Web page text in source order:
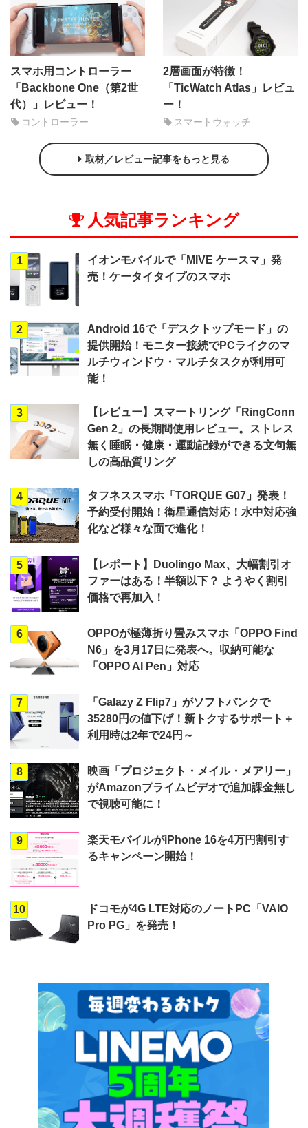
スマホ用コントローラー
「Backbone One（第2世
代）」レビュー！
コントローラー
2層画面が特徴！
「TicWatch Atlas」レビュ
ー！
スマートウォッチ
取材／レビュー記事をもっと見る
人気記事ランキング
1
イオンモバイルで「MIVE ケースマ」発
売！ケータイタイプのスマホ
2
Android 16で「デスクトップモード」の
提供開始！モニター接続でPCライクのマ
ルチウィンドウ・マルチタスクが利用可
能！
3
【レビュー】スマートリング「RingConn
Gen 2」の長期間使用レビュー。ストレス
無く睡眠・健康・運動記録ができる文句無
しの高品質リング
4
タフネススマホ「TORQUE G07」発表！
予約受付開始！衛星通信対応！水中対応強
化など様々な面で進化！
5
【レポート】Duolingo Max、大幅割引オ
ファーはある！半額以下？ ようやく割引
価格で再加入！
6
OPPOが極薄折り畳みスマホ「OPPO Find
N6」を3月17日に発表へ。収納可能な
「OPPO AI Pen」対応
7
「Galazy Z Flip7」がソフトバンクで
35280円の値下げ！新トクするサポート＋
利用時は2年で24円～
8
映画「プロジェクト・メイル・メアリー」
がAmazonプライムビデオで追加課金無し
で視聴可能に！
9
楽天モバイルがiPhone 16を4万円割引す
るキャンペーン開始！
10
ドコモが4G LTE対応のノートPC「VAIO
Pro PG」を発売！